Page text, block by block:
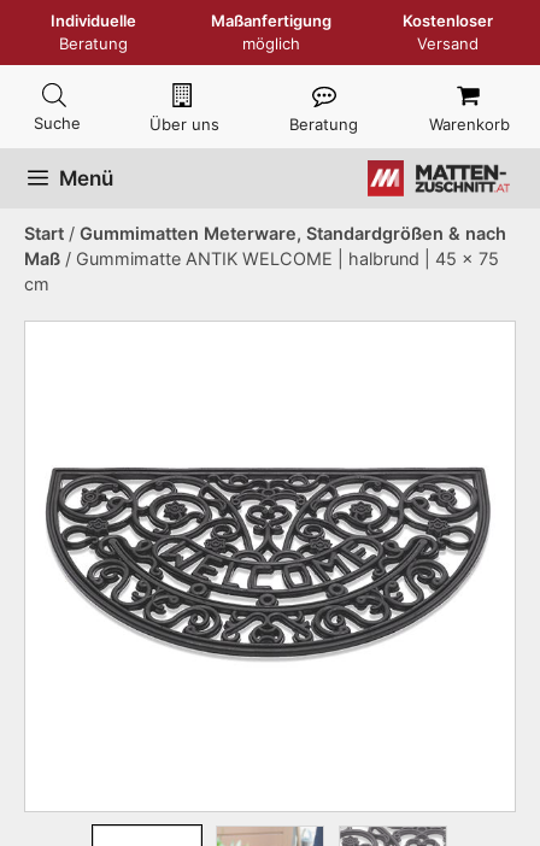
Individuelle
Beratung
Maßanfertigung
möglich
Kostenloser
Versand
Über uns Beratung Warenkorb
Menü
Start / Gummimatten Meterware, Standardgrößen & nach
Maß / Gummimatte ANTIK WELCOME | halbrund | 45 x 75
cm